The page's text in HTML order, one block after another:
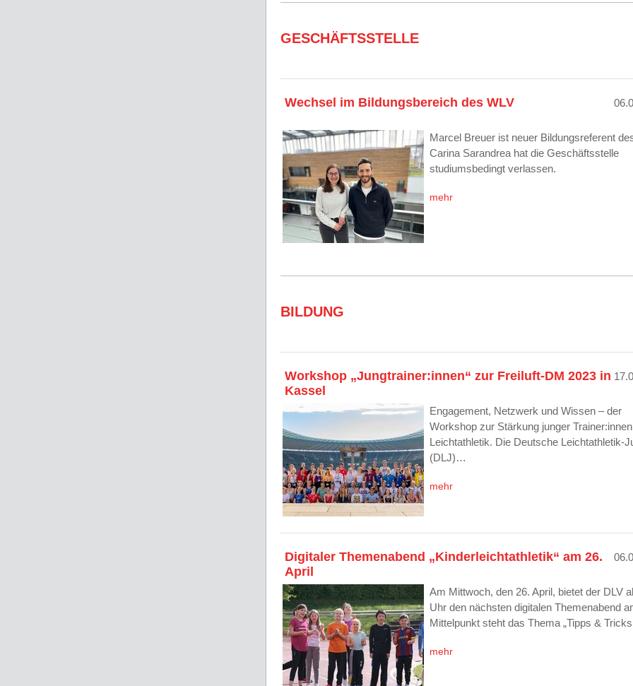
GESCHÄFTSSTELLE
Wechsel im Bildungsbereich des WLV
Marcel Breuer ist neuer Bildungsreferent
Carina Sarandrea hat die Geschäftsstelle
studiumsbedingt verlassen.
mehr
BILDUNG
Workshop „Jungtrainer:innen“ zur Freiluft-DM 2023 in
Kassel
Engagement, Netzwerk und Wissen – der
Workshop zur Stärkung junger
Leichtathletik. Die Deutsche Leichtathletik-
(DLJ)…
mehr
Digitaler Themenabend „Kinderleichtathletik“ am 26.
April
Am Mittwoch, den 26. April, bietet der DLV
Uhr den nächsten digitalen Themenabend
Mittelpunkt steht das Thema „Tipps &
mehr